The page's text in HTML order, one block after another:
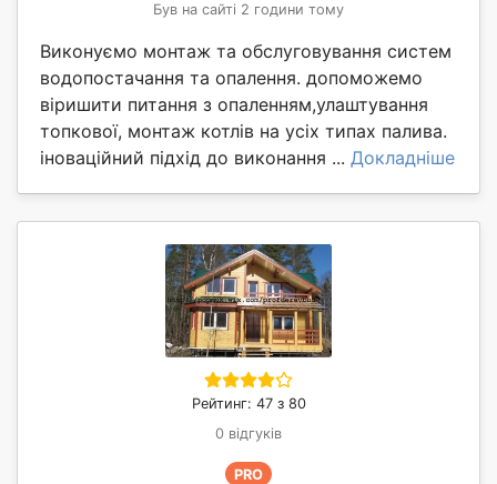
Був на сайті 2 години тому
Виконуємо монтаж та обслуговування систем
водопостачання та опалення. допоможемо
віришити питання з опаленням,улаштування
топкової, монтаж котлів на усіх типах палива.
іноваційний підхід до виконання ... Докладніше
Рейтинг: 47 з 80
0 відгуків
PRO